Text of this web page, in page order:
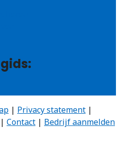
| Privacy statement |
| Contact | Bedrijf aanmelden